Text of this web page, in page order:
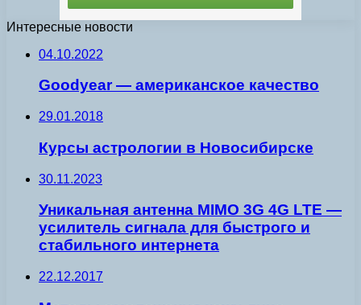
Интересные новости
04.10.2022
Goodyear — американское качество
29.01.2018
Курсы астрологии в Новосибирске
30.11.2023
Уникальная антенна MIMO 3G 4G LTE —
усилитель сигнала для быстрого и
стабильного интернета
22.12.2017